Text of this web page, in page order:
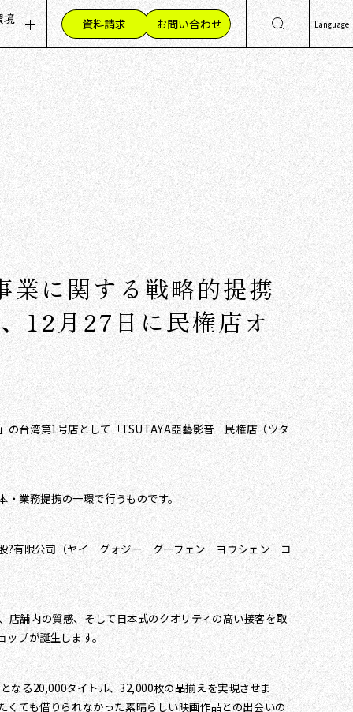
セージ
み
境
種（採用情報）
の想い
境
声
資料請求 お問い合わせ Language
日
简
繁
に関する戦略的提携
12月27日に民権店オ
の台湾第1号店として「TSUTAYA亞藝影音 民権店（ツタ
・業務提携の一環で行うものです。
股?有限公司（ヤイ グォジー グーフェン ヨウシェン コ
舗内の質感、そして日本式のクオリティの高い接客を取
プが誕生します。
なる20,000タイトル、32,000枚の品揃えを実現させま
ても借りられなかった素晴らしい映画作品との出会いの